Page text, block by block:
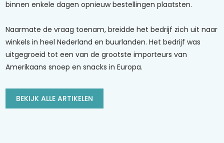
binnen enkele dagen opnieuw bestellingen plaatsten.
Naarmate de vraag toenam, breidde het bedrijf zich uit naar
winkels in heel Nederland en buurlanden. Het bedrijf was
uitgegroeid tot een van de grootste importeurs van
Amerikaans snoep en snacks in Europa.
BEKIJK ALLE ARTIKELEN